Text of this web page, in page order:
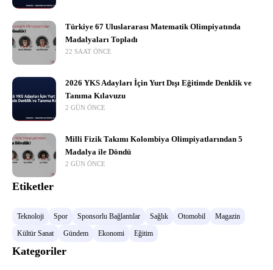
Türkiye 67 Uluslararası Matematik Olimpiyatında
Madalyaları Topladı
22 SAAT ÖNCE
2026 YKS Adayları İçin Yurt Dışı Eğitimde Denklik ve
Tanıma Kılavuzu
2 GÜN ÖNCE
Milli Fizik Takımı Kolombiya Olimpiyatlarından 5
Madalya ile Döndü
2 GÜN ÖNCE
Etiketler
Teknoloji Spor Sponsorlu Bağlantılar Sağlık Otomobil
Magazin
Kültür Sanat
Gündem Ekonomi Eğitim
Kategoriler